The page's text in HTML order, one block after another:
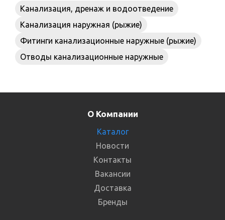
Канализация, дренаж и водоотведение
Канализация наружная (рыжие)
Фитинги канализационные наружные (рыжие)
Отводы канализационные наружные
О Компании
Каталог
Новости
Контакты
Вакансии
Доставка
Бренды